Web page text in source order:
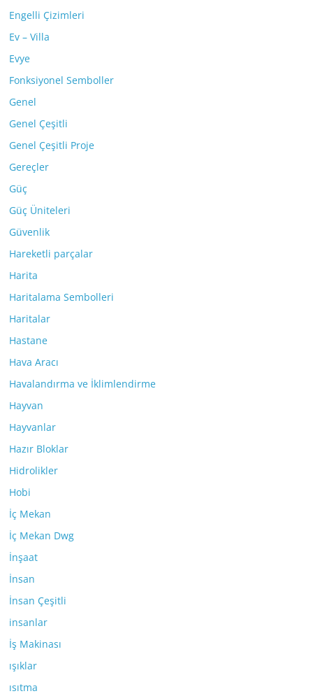
Engelli Çizimleri
Ev – Villa
Evye
Fonksiyonel Semboller
Genel
Genel Çeşitli
Genel Çeşitli Proje
Gereçler
Güç
Güç Üniteleri
Güvenlik
Hareketli parçalar
Harita
Haritalama Sembolleri
Haritalar
Hastane
Hava Aracı
Havalandırma ve İklimlendirme
Hayvan
Hayvanlar
Hazır Bloklar
Hidrolikler
Hobi
İç Mekan
İç Mekan Dwg
İnşaat
İnsan
İnsan Çeşitli
insanlar
İş Makinası
ışıklar
ısıtma